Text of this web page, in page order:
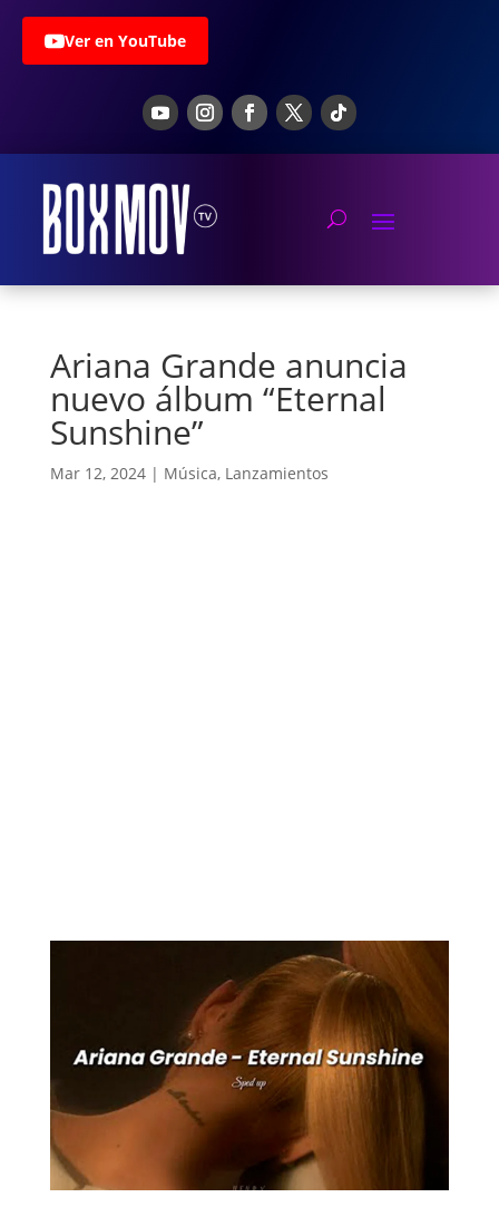
Ver en YouTube
Ariana Grande anuncia
nuevo álbum “Eternal
Sunshine”
Mar 12, 2024| Música, Lanzamientos